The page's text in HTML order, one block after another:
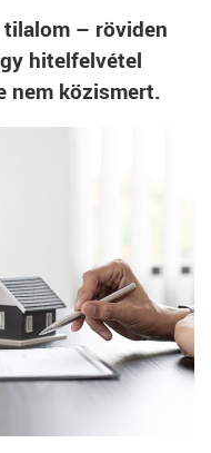
– röviden
hitelfelvétel
nem közismert.